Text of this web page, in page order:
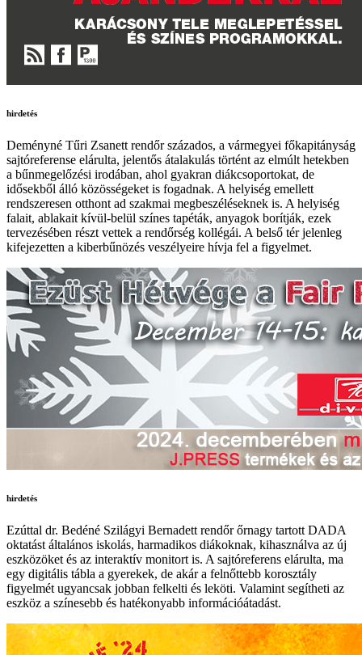
hirdetés
Deményné Tűri Zsanett rendőr százados, a vármegyei főkapitányság
sajtóreferense elárulta, jelentős átalakulás történt az elmúlt hetekben
a bűnmegelőzési irodában, ahol gyakran diákcsoportokat, de
idősekből álló közösségeket is fogadnak. A helyiség emellett
rendszeresen otthont ad szakmai megbeszéléseknek is. A helyiség
falait, ablakait kívül-belül színes tapéták, anyagok borítják, ezek
tervezésében részt vettek a rendőrség kollégái. A belső tér jelenleg
kifejezetten a kiberbűnözés veszélyeire hívja fel a figyelmet.
hirdetés
Ezúttal dr. Bedéné Szilágyi Bernadett rendőr őrnagy tartott DADA
oktatást általános iskolás, harmadikos diákoknak, kihasználva az új
eszközöket és az interaktív monitort is. A sajtóreferens elárulta, ma
egy digitális tábla a gyerekek, de akár a felnőttebb korosztály
figyelmét ugyancsak jobban felkelti és leköti. Valamint segítheti az
eszköz a színesebb és hatékonyabb információátadást.